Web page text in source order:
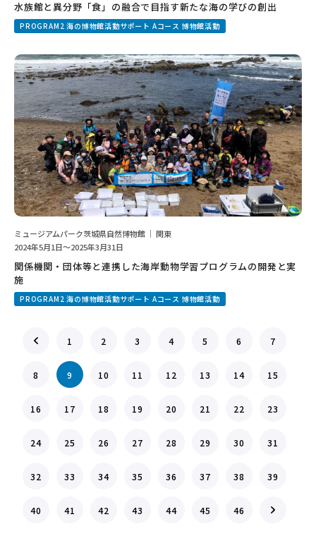
水族館と異分野「食」の融合で目指す新たな海の学びの創出
PROGRAM2 海の博物館活動サポート Aコース 博物館活動
ミュージアムパーク茨城県自然博物館 ｜ 関東
2024年5月1日～2025年3月31日
関係機関・団体等と連携した海岸動物学習プログラムの開発と実
施
PROGRAM2 海の博物館活動サポート Aコース 博物館活動
1 2 3 4 5 6 7
8 9 10 11 12 13 14 15
16 17 18 19 20 21 22 23
24 25 26 27 28 29 30 31
32 33 34 35 36 37 38 39
40 41 42 43 44 45 46